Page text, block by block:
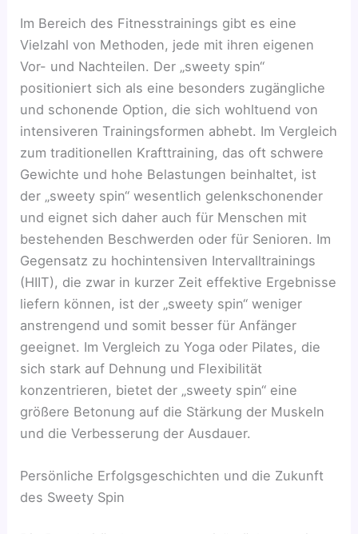
Im Bereich des Fitnesstrainings gibt es eine
Vielzahl von Methoden, jede mit ihren eigenen
Vor- und Nachteilen. Der „sweety spin“
positioniert sich als eine besonders zugängliche
und schonende Option, die sich wohltuend von
intensiveren Trainingsformen abhebt. Im Vergleich
zum traditionellen Krafttraining, das oft schwere
Gewichte und hohe Belastungen beinhaltet, ist
der „sweety spin“ wesentlich gelenkschonender
und eignet sich daher auch für Menschen mit
bestehenden Beschwerden oder für Senioren. Im
Gegensatz zu hochintensiven Intervalltrainings
(HIIT), die zwar in kurzer Zeit effektive Ergebnisse
liefern können, ist der „sweety spin“ weniger
anstrengend und somit besser für Anfänger
geeignet. Im Vergleich zu Yoga oder Pilates, die
sich stark auf Dehnung und Flexibilität
konzentrieren, bietet der „sweety spin“ eine
größere Betonung auf die Stärkung der Muskeln
und die Verbesserung der Ausdauer.
Persönliche Erfolgsgeschichten und die Zukunft
des Sweety Spin